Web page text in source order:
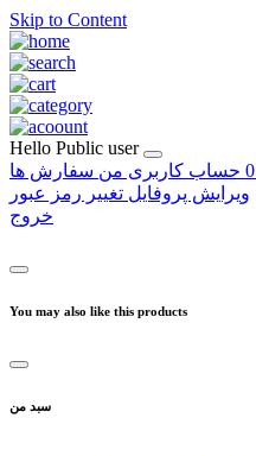
Skip to Content
Hello Public user
0 حساب کاربری من سفارش ها
ویرایش پروفایل تغییر رمز عبور
خروج
You may also like this products
سبد من